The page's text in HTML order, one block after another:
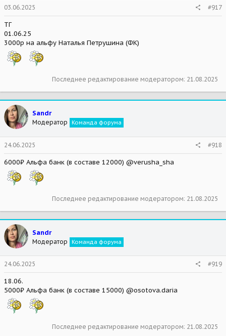
03.06.2025 #917
ТГ
01.06.25
3000р на альфу Наталья Петрушина (ФК)
Последнее редактирование модератором: 21.08.2025
Sandr
Модератор Команда форума
24.06.2025 #918
6000₽ Альфа банк (в составе 12000) @verusha_sha
Последнее редактирование модератором: 21.08.2025
Sandr
Модератор Команда форума
24.06.2025 #919
18.06.
5000₽ Альфа банк (в составе 15000) @osotova.daria
Последнее редактирование модератором: 21.08.2025